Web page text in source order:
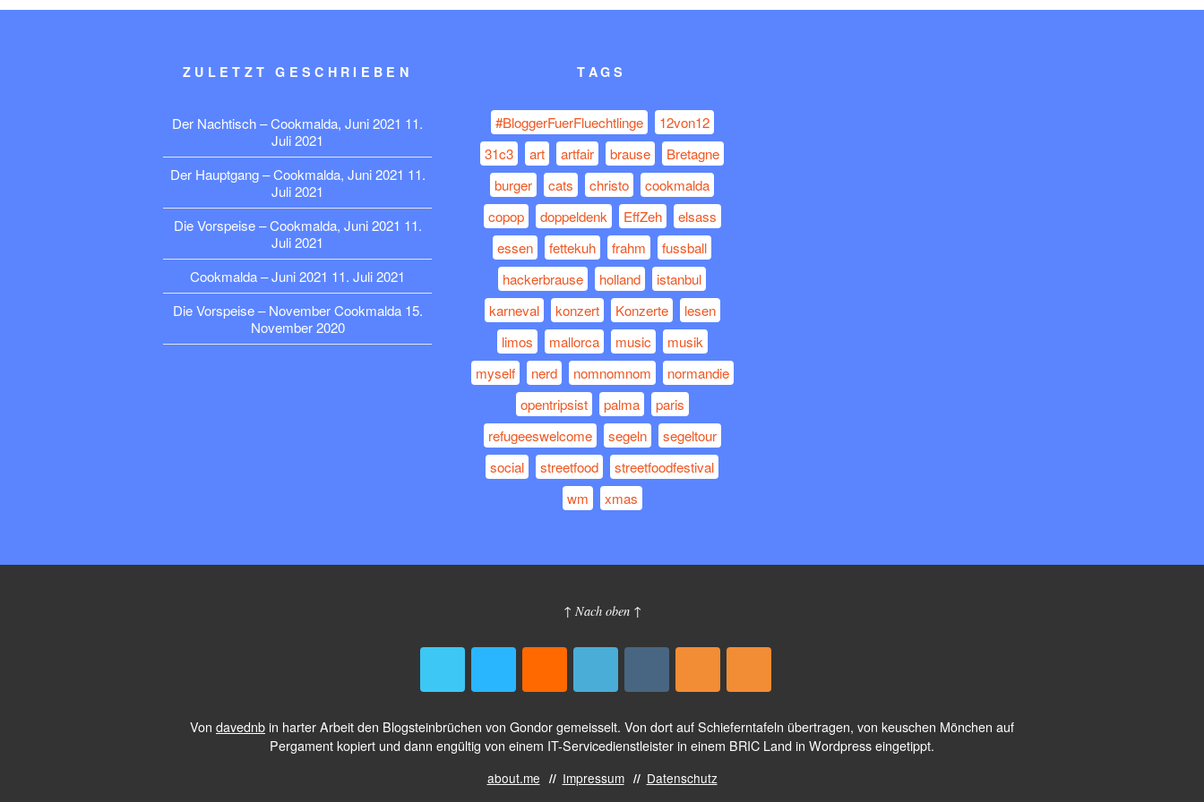
ZULETZT GESCHRIEBEN
Der Nachtisch – Cookmalda, Juni 2021 11.
Juli 2021
Der Hauptgang – Cookmalda, Juni 2021 11.
Juli 2021
Die Vorspeise – Cookmalda, Juni 2021 11.
Juli 2021
Cookmalda – Juni 2021 11. Juli 2021
Die Vorspeise – November Cookmalda 15.
November 2020
TAGS
#BloggerFuerFluechtlinge
12von12
31c3
art artfair brause
Bretagne
burger
cats christo
cookmalda
copop
doppeldenk EffZeh
elsass
essen
fettekuh frahm
fussball
hackerbrause
holland
istanbul
karneval
konzert Konzerte
lesen
limos
mallorca music
musik
myself
nerd nomnomnom
normandie
opentripsist
palma
paris
refugeeswelcome
segeln
segeltour
social
streetfood
streetfoodfestival
wm
xmas
↑ Nach oben ↑
Von davednbin harter Arbeit den Blogsteinbrüchen von Gondor gemeisselt. Von dort auf Schieferntafeln übertragen, von keuschen Mönchen auf
Pergament kopiert und dann engültig von einem IT-Servicedienstleister in einem BRIC Land in Wordpress eingetippt.
about.me Impressum Datenschutz